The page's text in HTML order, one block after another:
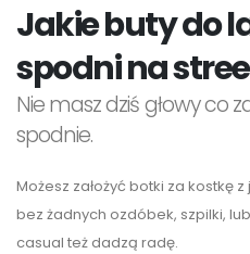
Jakie buty do
spodni na
Nie masz dziś głowy co
spodnie.
Możesz założyć botki za kostkę
bez żadnych ozdóbek, szpilki,
casual też dadzą radę.